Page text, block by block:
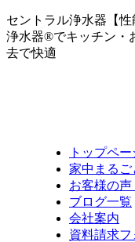
セントラル浄水器【
浄水器®でキッチン・
去で快適
トップペー
家中まる
お客様の声
ブログ一覧
会社案内
資料請求フ